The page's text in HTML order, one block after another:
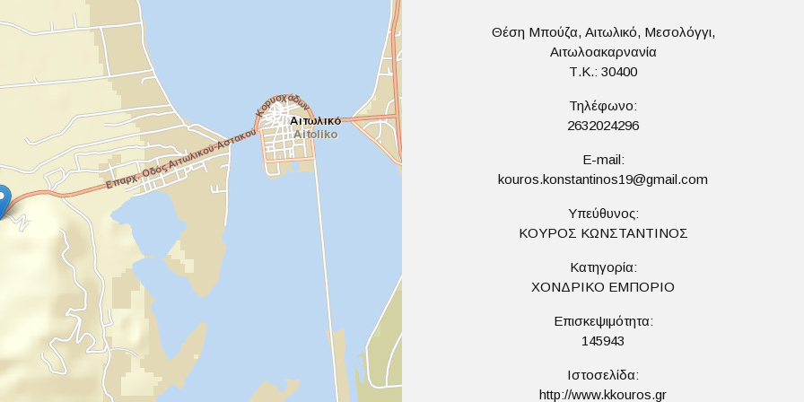
Θέση Μπούζα, Αιτωλικό, Μεσολόγγι,
Αιτωλοακαρνανία
Τ.Κ.: 30400
Τηλέφωνο:
2632024296
E-mail:
kouros.konstantinos19@gmail.com
Υπεύθυνος:
ΚΟΥΡΟΣ ΚΩΝΣΤΑΝΤΙΝΟΣ
Κατηγορία:
ΧΟΝΔΡΙΚΟ ΕΜΠΟΡΙΟ
Επισκεψιμότητα:
145943
Ιστοσελίδα:
http://www.kkouros.gr